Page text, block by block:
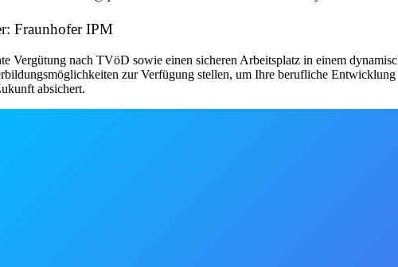
Fraunhofer IPM
Vergütung nach TVöD sowie einen sicheren Arbeitsplatz in einem
zur Verfügung stellen, um Ihre berufliche
absichert.